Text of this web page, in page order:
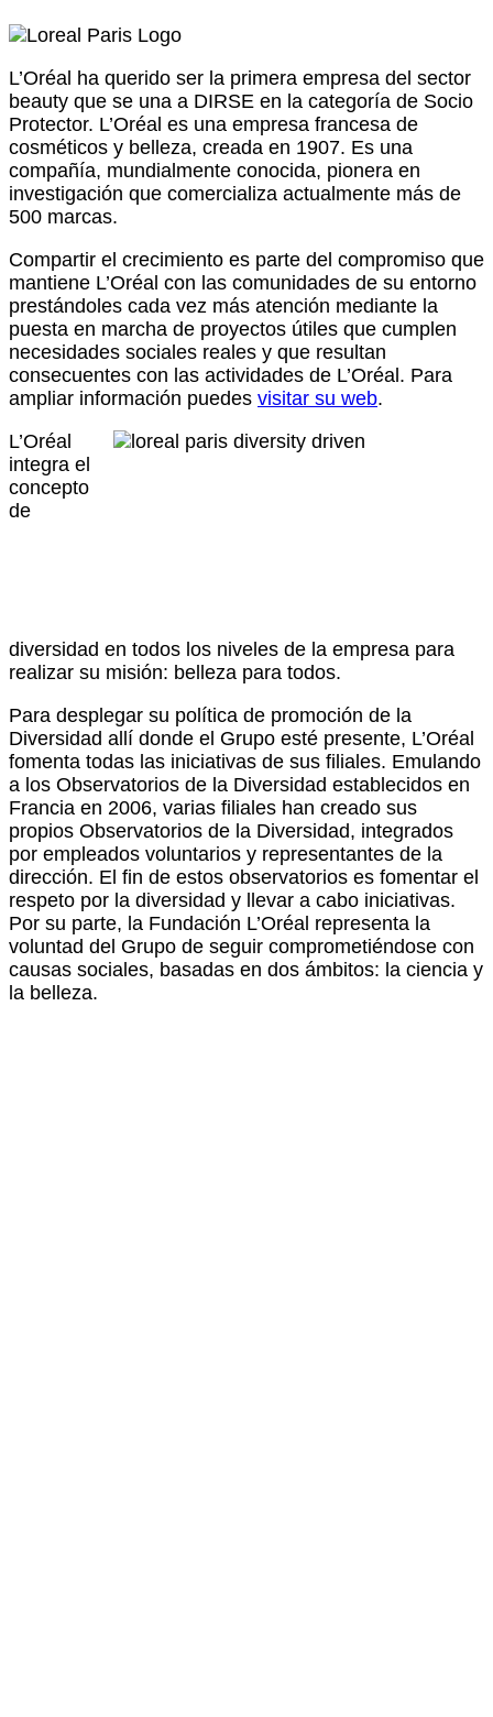
L’Oréal ha querido ser la primera empresa del sector
beauty que se una a DIRSE en la categoría de Socio
Protector. L’Oréal es una empresa francesa de
cosméticos y belleza, creada en 1907. Es una
compañía, mundialmente conocida, pionera en
investigación que comercializa actualmente más de
500 marcas.
Compartir el crecimiento es parte del compromiso que
mantiene L’Oréal con las comunidades de su entorno
prestándoles cada vez más atención mediante la
puesta en marcha de proyectos útiles que cumplen
necesidades sociales reales y que resultan
consecuentes con las actividades de L’Oréal. Para
ampliar información puedes visitar su web.
L’Oréal
integra el
concepto
de
diversidad en todos los niveles de la empresa para
realizar su misión: belleza para todos.
Para desplegar su política de promoción de la
Diversidad allí donde el Grupo esté presente, L’Oréal
fomenta todas las iniciativas de sus filiales. Emulando
a los Observatorios de la Diversidad establecidos en
Francia en 2006, varias filiales han creado sus
propios Observatorios de la Diversidad, integrados
por empleados voluntarios y representantes de la
dirección. El fin de estos observatorios es fomentar el
respeto por la diversidad y llevar a cabo iniciativas.
Por su parte, la Fundación L’Oréal representa la
voluntad del Grupo de seguir comprometiéndose con
causas sociales, basadas en dos ámbitos: la ciencia y
la belleza.